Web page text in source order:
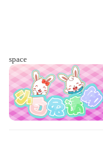
space